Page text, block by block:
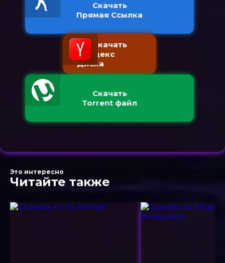
Скачать
Прямая Ссылка
Скачать
с Яндекс
Диска
Скачать
Torrent файл
Это интересно
Читайте также